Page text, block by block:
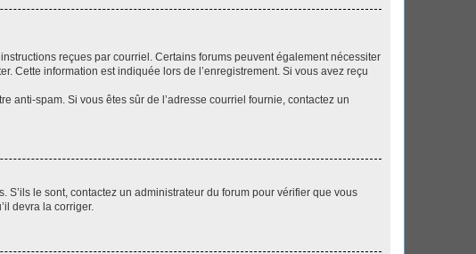
reçues par courriel. Certains forums peuvent également nécessiter
Cette information est indiquée lors de l’enregistrement. Si vous avez reçu
anti-spam. Si vous êtes sûr de l’adresse courriel fournie, contactez un
le sont, contactez un administrateur du forum pour vérifier que vous
devra la corriger.